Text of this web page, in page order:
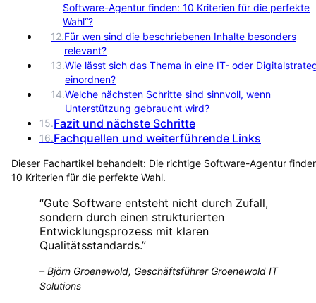
Software-Agentur finden: 10 Kriterien für die perfekte
Wahl“?
12.Für wen sind die beschriebenen Inhalte besonders
relevant?
13.Wie lässt sich das Thema in eine IT- oder
einordnen?
14.Welche nächsten Schritte sind sinnvoll, wenn
Unterstützung gebraucht wird?
15.Fazit und nächste Schritte
16.Fachquellen und weiterführende Links
Dieser Fachartikel behandelt: Die richtige Software-Agentur
10 Kriterien für die perfekte Wahl.
“Gute Software entsteht nicht durch Zufall,
sondern durch einen strukturierten
Entwicklungsprozess mit klaren
Qualitätsstandards.”
–Björn Groenewold, Geschäftsführer Groenewold IT
Solutions